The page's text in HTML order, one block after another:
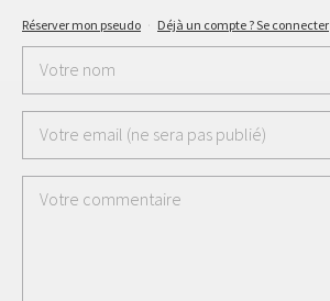
Réserver mon pseudo · Déjà un compte ? Se connecter